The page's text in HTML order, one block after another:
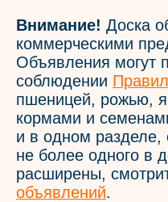
Внимание! Доска
коммерческими
Объявления могут
соблюдении Правил
пшеницей, рожью,
кормами и
и в одном разделе,
не более одного в
расширены,
объявлений.